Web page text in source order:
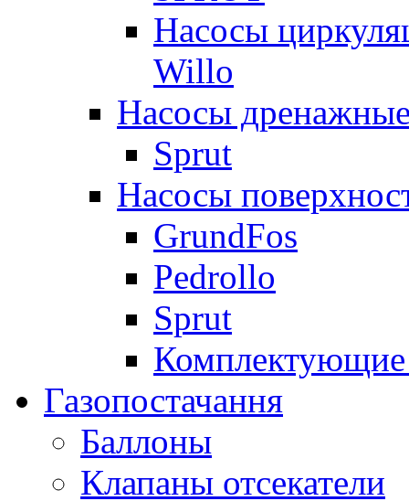
Насосы
Willo
Насосы
Sprut
Насосы
GrundFos
Pedrollo
Sprut
Комплектующие
Газопостачання
Баллоны
Клапаны отсекатели